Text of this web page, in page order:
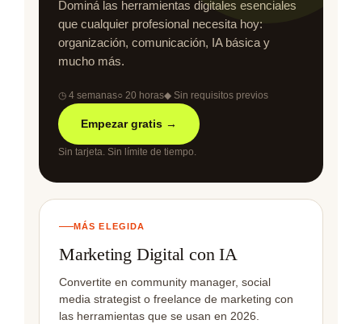
Dominá las herramientas digitales esenciales
que cualquier profesional necesita hoy:
organización, comunicación, IA básica y
mucho más.
◷ 4 semanas○ 20 horas◆ Sin requisitos previos
Empezar gratis →
Sin tarjeta. Sin límite de tiempo.
MÁS ELEGIDA
Marketing Digital con IA
Convertite en community manager, social
media strategist o freelance de marketing con
las herramientas que se usan en 2026.